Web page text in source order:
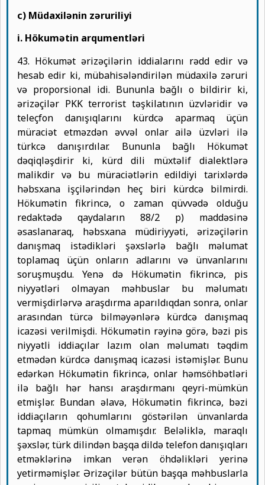
c) Müdaxilənin zəruriliyi
i. Hökumətin arqumentləri
43. Hökumət ərizəçilərin iddialarını rədd edir və
hesab edir ki, mübahisələndirilən müdaxilə zəruri
və proporsional idi. Bununla bağlı o bildirir ki,
ərizəçilər PKK terrorist təşkilatının üzvləridir və
teleçfon danışıqlarını kürdcə aparmaq üçün
müraciət etməzdən əvvəl onlar ailə üzvləri ilə
türkcə danışırdılar. Bununla bağlı Hökumət
dəqiqləşdirir ki, kürd dili müxtəlif dialektlərə
malikdir və bu müraciətlərin edildiyi tarixlərdə
həbsxana işçilərindən heç biri kürdcə bilmirdi.
Hökumətin fikrincə, o zaman qüvvədə olduğu
redaktədə qaydaların 88/2 p) maddəsinə
əsaslanaraq, həbsxana müdiriyyəti, ərizəçilərin
danışmaq istədikləri şəxslərlə bağlı məlumat
toplamaq üçün onların adlarını və ünvanlarını
soruşmuşdu. Yenə də Hökumətin fikrincə, pis
niyyətləri olmayan məhbuslar bu məlumatı
vermişdirlərvə araşdırma aparıldıqdan sonra, onlar
arasından türcə bilməyənlərə kürdcə danışmaq
icazəsi verilmişdi. Hökumətin rəyinə görə, bəzi pis
niyyətli iddiaçılar lazım olan məlumatı təqdim
etmədən kürdcə danışmaq icazəsi istəmişlər. Bunu
edərkən Hökumətin fikrincə, onlar həmsöhbətləri
ilə bağlı hər hansı araşdırmanı qeyri-mümkün
etmişlər. Bundan əlavə, Hökumətin fikrincə, bəzi
iddiaçıların qohumlarını göstərilən ünvanlarda
tapmaq mümkün olmamışdır. Beləliklə, maraqlı
şəxslər, türk dilindən başqa dildə telefon danışıqları
etməklərinə imkan verən öhdəlikləri yerinə
yetirməmişlər. Ərizəçilər bütün başqa məhbuslarla